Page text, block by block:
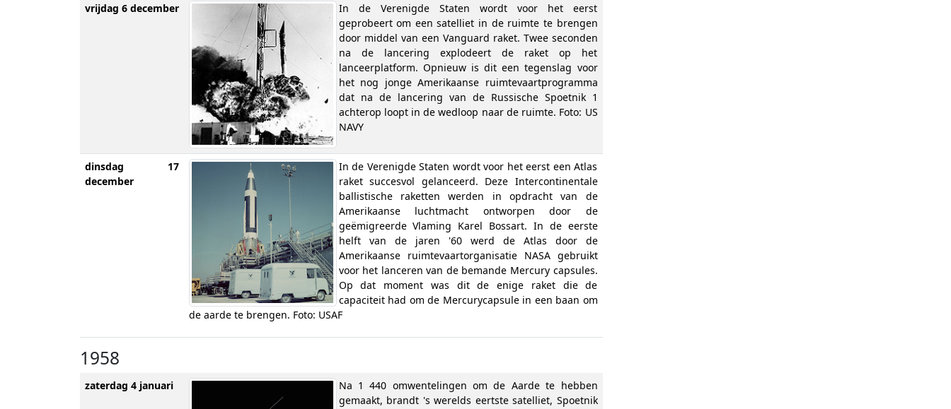
vrijdag 6 december
In de Verenigde Staten wordt voor het eerst
geprobeert om een satelliet in de ruimte te brengen
door middel van een Vanguard raket. Twee seconden
na de lancering explodeert de raket op het
lanceerplatform. Opnieuw is dit een tegenslag voor
het nog jonge Amerikaanse ruimtevaartprogramma
dat na de lancering van de Russische Spoetnik 1
achterop loopt in de wedloop naar de ruimte. Foto: US
NAVY
dinsdag 17
december
In de Verenigde Staten wordt voor het eerst een Atlas
raket succesvol gelanceerd. Deze Intercontinentale
ballistische raketten werden in opdracht van de
Amerikaanse luchtmacht ontworpen door de
geëmigreerde Vlaming Karel Bossart. In de eerste
helft van de jaren '60 werd de Atlas door de
Amerikaanse ruimtevaartorganisatie NASA gebruikt
voor het lanceren van de bemande Mercury capsules.
Op dat moment was dit de enige raket die de
capaciteit had om de Mercurycapsule in een baan om
de aarde te brengen. Foto: USAF
1958
zaterdag 4 januari
Na 1 440 omwentelingen om de Aarde te hebben
gemaakt, brandt 's werelds eertste satelliet, Spoetnik